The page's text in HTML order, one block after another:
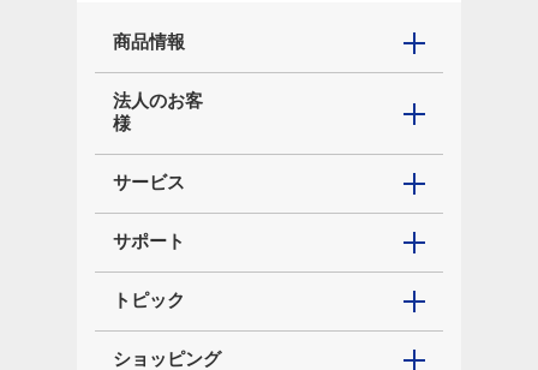
商品情報
法人のお客
様
サービス
サポート
トピック
ショッピング